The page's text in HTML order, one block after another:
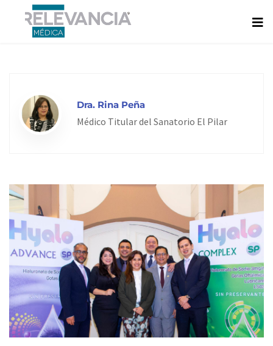
contenido
Dra. Rina Peña
Médico Titular del Sanatorio El Pilar
PagePagePage Page